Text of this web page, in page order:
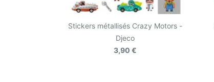
Stickers métallisés Crazy Motors -
Djeco
3,90 €